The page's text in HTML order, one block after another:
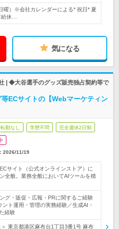
曜）※会社カレンダーによる* 祝日* 夏
休…
気になる
| ◆大谷選手のグッズ販売独占契約等で
ECサイトの【Webマーケティン
転勤なし 学歴不問 完全週休2日制
2026/11/19
サイト（公式オンラインストア）に
全般。業務全般においてAIツールを積
グ・販促・広報・PRに関するご経験
ント運用・管理の実務経験／生成AI・
経験
＞ 東京都港区麻布台1丁目3番1号 麻布